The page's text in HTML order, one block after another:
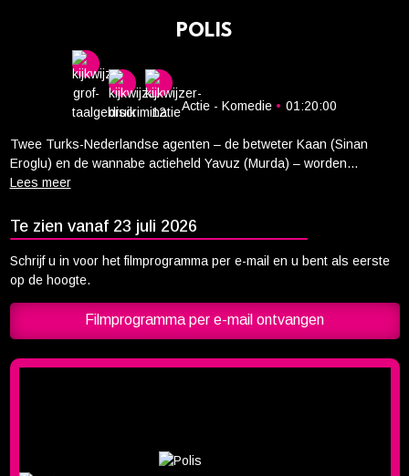
Vacatures
PRAKTISCH
Contact
Tarieven
Parkeren en OV
POLIS
Actie - Komedie • 01:20:00
Twee Turks-Nederlandse agenten – de betweter Kaan (Sinan
Eroglu) en de wannabe actieheld Yavuz (Murda) – worden
gedwongen om samen te werken aan een ondankbare opdracht.
zich voordoet als ’s werelds gevaarlijkste hacker, naar een Duitse
rechtbank. Het ogenschijnlijk simpele ritje ontaardt in een
explosieve roadtrip wanneer een gevaarlijke Europese bende hen
op de hielen zit. Zonder hulp van de autoriteiten moeten Kaan en
levend de eindstreep te halen.
Te zien vanaf 23 juli 2026
Schrijf u in voor het filmprogramma per e-mail en u bent als eerste
op de hoogte.
Filmprogramma per e-mail ontvangen